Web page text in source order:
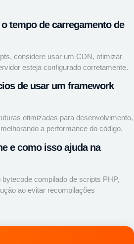
tempo de carregamento de
considere usar um CDN, otimizar
esteja configurado corretamente.
de usar um framework
otimizadas para desenvolvimento,
a performance do código.
e como isso ajuda na
compilado de scripts PHP,
ao evitar recompilações